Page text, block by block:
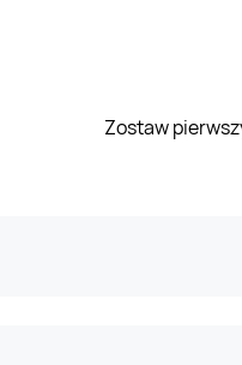
Zostaw